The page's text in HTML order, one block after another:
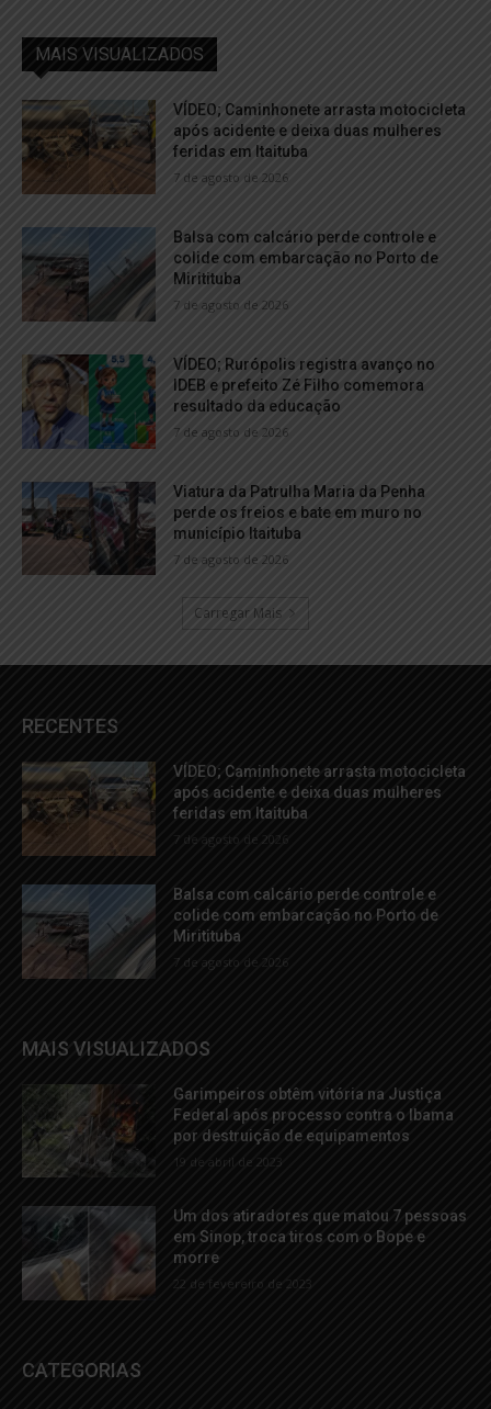
MAIS VISUALIZADOS
VÍDEO; Caminhonete arrasta motocicleta
após acidente e deixa duas mulheres
feridas em Itaituba
7 de agosto de 2026
Balsa com calcário perde controle e
colide com embarcação no Porto de
Miritituba
7 de agosto de 2026
VÍDEO; Rurópolis registra avanço no
IDEB e prefeito Zé Filho comemora
resultado da educação
7 de agosto de 2026
Viatura da Patrulha Maria da Penha
perde os freios e bate em muro no
município Itaituba
7 de agosto de 2026
Carregar Mais
RECENTES
VÍDEO; Caminhonete arrasta motocicleta
após acidente e deixa duas mulheres
feridas em Itaituba
7 de agosto de 2026
Balsa com calcário perde controle e
colide com embarcação no Porto de
Miritituba
7 de agosto de 2026
MAIS VISUALIZADOS
Garimpeiros obtêm vitória na Justiça
Federal após processo contra o Ibama
por destruição de equipamentos
19 de abril de 2023
Um dos atiradores que matou 7 pessoas
em Sinop, troca tiros com o Bope e
morre
22 de fevereiro de 2023
CATEGORIAS